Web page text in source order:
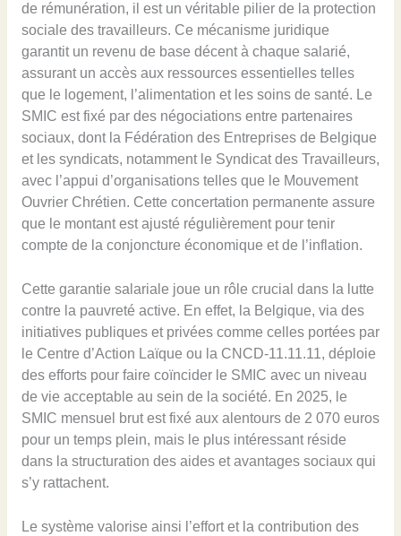
de rémunération, il est un véritable pilier de la protection
sociale des travailleurs. Ce mécanisme juridique
garantit un revenu de base décent à chaque salarié,
assurant un accès aux ressources essentielles telles
que le logement, l’alimentation et les soins de santé. Le
SMIC est fixé par des négociations entre partenaires
sociaux, dont la Fédération des Entreprises de Belgique
et les syndicats, notamment le Syndicat des Travailleurs,
avec l’appui d’organisations telles que le Mouvement
Ouvrier Chrétien. Cette concertation permanente assure
que le montant est ajusté régulièrement pour tenir
compte de la conjoncture économique et de l’inflation.
Cette garantie salariale joue un rôle crucial dans la lutte
contre la pauvreté active. En effet, la Belgique, via des
initiatives publiques et privées comme celles portées par
le Centre d’Action Laïque ou la CNCD-11.11.11, déploie
des efforts pour faire coïncider le SMIC avec un niveau
de vie acceptable au sein de la société. En 2025, le
SMIC mensuel brut est fixé aux alentours de 2 070 euros
pour un temps plein, mais le plus intéressant réside
dans la structuration des aides et avantages sociaux qui
s’y rattachent.
Le système valorise ainsi l’effort et la contribution des